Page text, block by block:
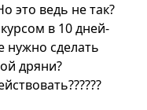
это ведь не так?
в 10 дней-
нужно сделать
дряни?